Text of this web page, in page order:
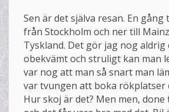
Sen är det själva resan. En
från Stockholm och ner till
Tyskland. Det gör jag nog aldrig
obekvämt och struligt kan man
var nog att man så snart man
var tvungen att boka rökplatser
Hur skoj är det? Men men,